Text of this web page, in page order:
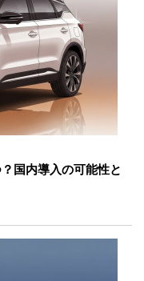
国内導入の可能性と